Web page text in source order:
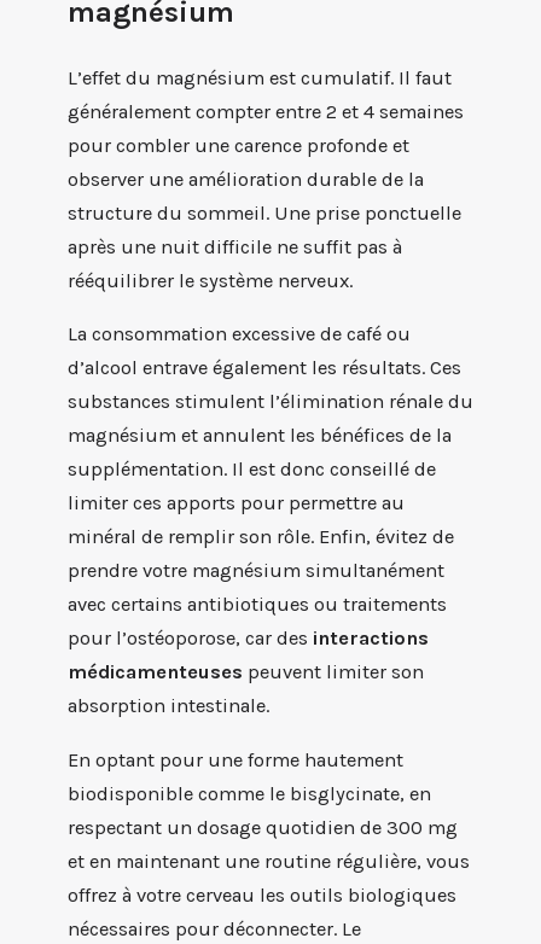
magnésium
L’effet du magnésium est cumulatif. Il faut
généralement compter entre 2 et 4 semaines
pour combler une carence profonde et
observer une amélioration durable de la
structure du sommeil. Une prise ponctuelle
après une nuit difficile ne suffit pas à
rééquilibrer le système nerveux.
La consommation excessive de café ou
d’alcool entrave également les résultats. Ces
substances stimulent l’élimination rénale du
magnésium et annulent les bénéfices de la
supplémentation. Il est donc conseillé de
limiter ces apports pour permettre au
minéral de remplir son rôle. Enfin, évitez de
prendre votre magnésium simultanément
avec certains antibiotiques ou traitements
pour l’ostéoporose, car des interactions
médicamenteuses peuvent limiter son
absorption intestinale.
En optant pour une forme hautement
biodisponible comme le bisglycinate, en
respectant un dosage quotidien de 300 mg
et en maintenant une routine régulière, vous
offrez à votre cerveau les outils biologiques
nécessaires pour déconnecter. Le